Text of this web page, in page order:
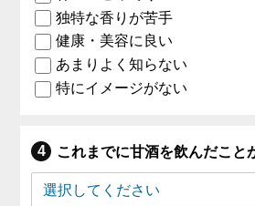
独特な香りが苦手
健康・美容に良い
あまりよく知らない
特にイメージがない
これまでに甘酒を飲んだこと